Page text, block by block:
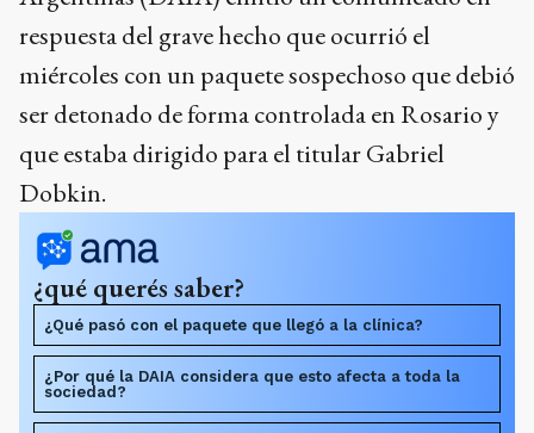
respuesta del grave hecho que ocurrió el
miércoles con un paquete sospechoso que debió
ser detonado de forma controlada en Rosario y
que estaba dirigido para el titular Gabriel
Dobkin.
¿qué querés saber?
¿Qué pasó con el paquete que llegó a la clínica?
¿Por qué la DAIA considera que esto afecta a toda la
sociedad?